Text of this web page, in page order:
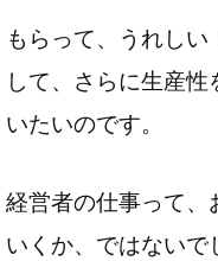
もらって、うれし
して、さらに生産
いたいのです。
経営者の仕事って、
いくか、ではないで